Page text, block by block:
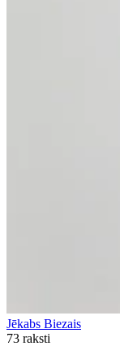
Jēkabs Biezais
73 raksti